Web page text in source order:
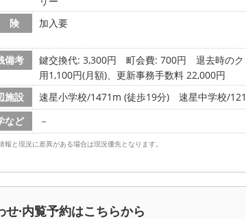
険
加入要
備考
鍵交換代: 3,300円 町会費: 700円
退去時の
用1,100円(月額)、更新事務手数料 22,000円
施設
速星小学校/1471m (徒歩19分) 速星中学校/
など
－
報と現況に差異がある場合は現況優先となります。
せ·内覧予約はこちらから